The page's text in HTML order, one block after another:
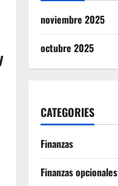
noviembre 2025
octubre 2025
CATEGORIES
Finanzas
Finanzas opcionales